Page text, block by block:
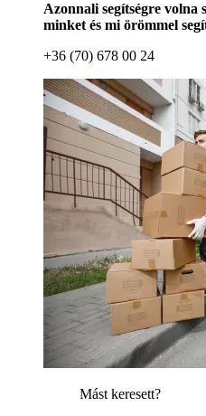
Azonnali segítségre volna
minket és mi örömmel
+36 (70) 678 00 24
Mást keresett?